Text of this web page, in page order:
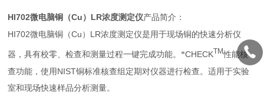
HI702微电脑铜（Cu ） LR浓度测定仪产品简介：
HI702微电脑铜（Cu ） LR浓度测定仪是用于现场铜的快速分析仪
器，具有校零、检查和测量过程一键完成功能。*CHECKTM性能核
查功能，使用 NIST铜标准核查组定期对仪器进行检查。适用于实验
室和现场快速样品分析测量。